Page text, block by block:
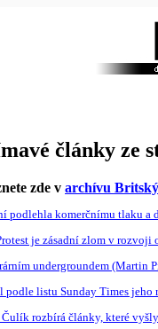
články ze
zde v archívu
podlehla komerčnímu tlaku
je zásadní zlom v rozvoji
undergroundem (Martin
listu Sunday Times
rozbírá články, které